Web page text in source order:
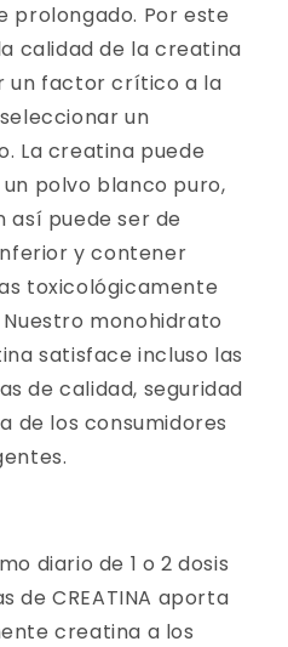
prolongado. Por este
calidad de la creatina
un factor crítico a la
un
La creatina puede
polvo blanco puro,
así puede ser de
y contener
toxicológicamente
Nuestro monohidrato
satisface incluso las
de calidad, seguridad
de los consumidores
diario de 1 o 2 dosis
de CREATINA aporta
creatina a los